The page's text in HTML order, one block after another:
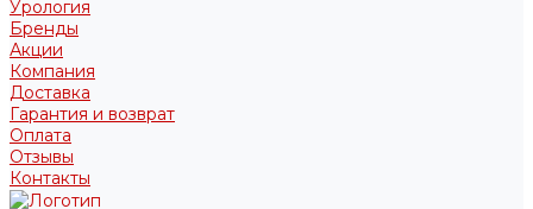
Урология
Бренды
Акции
Компания
Доставка
Гарантия и возврат
Оплата
Отзывы
Контакты